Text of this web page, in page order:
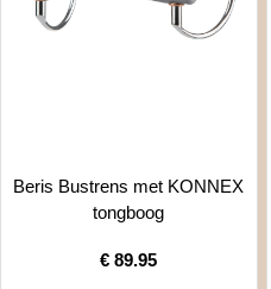
Beris Bustrens met KONNEX
tongboog
€89.95